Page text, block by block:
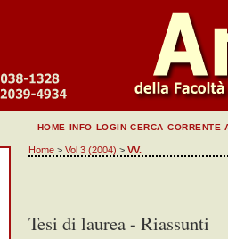
HOME INFO LOGIN CERCA CORRENTE
Home> Vol 3 (2004) > VV.
Tesi di laurea - Riassunti